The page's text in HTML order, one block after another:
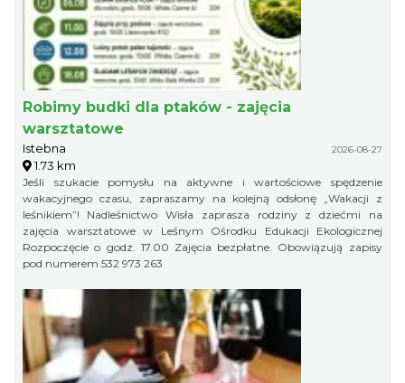
Robimy budki dla ptaków - zajęcia
warsztatowe
Istebna 2026-08-27
1.73 km
Jeśli szukacie pomysłu na aktywne i wartościowe spędzenie
wakacyjnego czasu, zapraszamy na kolejną odsłonę „Wakacji z
leśnikiem”! Nadleśnictwo Wisła zaprasza rodziny z dziećmi na
zajęcia warsztatowe w Leśnym Ośrodku Edukacji Ekologicznej
Rozpoczęcie o godz. 17.00 Zajęcia bezpłatne. Obowiązują zapisy
pod numerem 532 973 263